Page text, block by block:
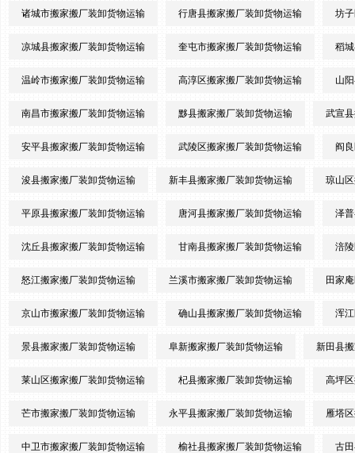
诸城市搬家搬厂装卸货物运输 行唐县搬家搬厂装卸货物运输 坊
凉城县搬家搬厂装卸货物运输 奎屯市搬家搬厂装卸货物运输 稻
温岭市搬家搬厂装卸货物运输 高淳区搬家搬厂装卸货物运输 山
南昌市搬家搬厂装卸货物运输 黟县搬家搬厂装卸货物运输 武宣
安平县搬家搬厂装卸货物运输 武陵区搬家搬厂装卸货物运输 阎
浚县搬家搬厂装卸货物运输 新丰县搬家搬厂装卸货物运输 琼山
平原县搬家搬厂装卸货物运输 唐河县搬家搬厂装卸货物运输 泽
沈丘县搬家搬厂装卸货物运输 甘南县搬家搬厂装卸货物运输 涪
怒江搬家搬厂装卸货物运输 兰溪市搬家搬厂装卸货物运输 田家
京山市搬家搬厂装卸货物运输 确山县搬家搬厂装卸货物运输 浑
景县搬家搬厂装卸货物运输 阜新搬家搬厂装卸货物运输 新田县
莱山区搬家搬厂装卸货物运输 杞县搬家搬厂装卸货物运输 高坪
芒市搬家搬厂装卸货物运输 永平县搬家搬厂装卸货物运输 雁塔
中卫市搬家搬厂装卸货物运输 榆社县搬家搬厂装卸货物运输 古